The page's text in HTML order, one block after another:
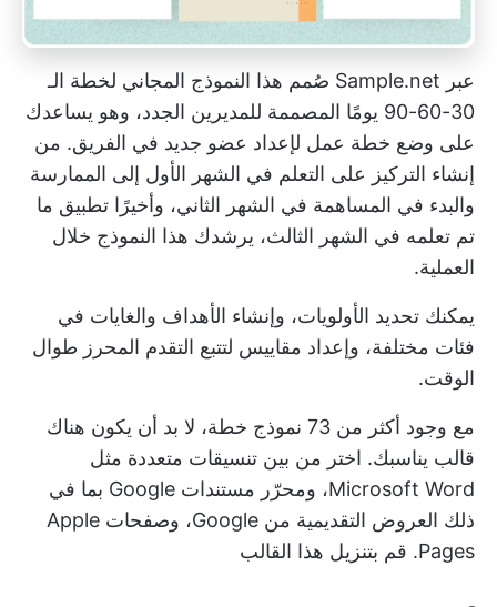
عبر Sample.net صُمم هذا النموذج المجاني لخطة الـ
30-60-90 يومًا المصممة للمديرين الجدد، وهو يساعدك
على وضع خطة عمل لإعداد عضو جديد في الفريق. من
إنشاء التركيز على التعلم في الشهر الأول إلى الممارسة
والبدء في المساهمة في الشهر الثاني، وأخيرًا تطبيق ما
تم تعلمه في الشهر الثالث، يرشدك هذا النموذج خلال
العملية.
يمكنك تحديد الأولويات، وإنشاء الأهداف والغايات في
فئات مختلفة، وإعداد مقاييس لتتبع التقدم المحرز طوال
الوقت.
مع وجود أكثر من 73 نموذج خطة، لا بد أن يكون هناك
قالب يناسبك. اختر من بين تنسيقات متعددة مثل
Microsoft Word، ومحرّر مستندات Google بما في
ذلك العروض التقديمية من Google، وصفحات Apple
Pages. قم بتنزيل هذا القالب